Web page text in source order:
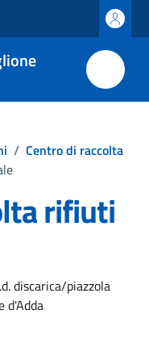
/ Centro di raccolta
rifiuti
discarica/piazzola
d'Adda